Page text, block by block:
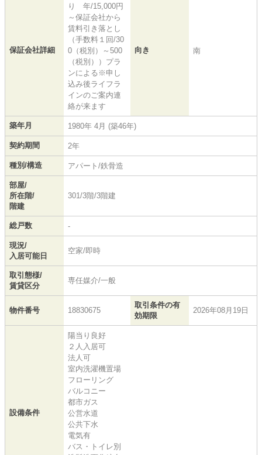
保証会社詳細
り 年/15,000円
～保証会社から
賃料引き落とし
（手数料１回/30
0（税別）～500
（税別））プラ
ンによる※申し
込み後ライフラ
インのご案内連
絡が来ます
向き 南
築年月 1980年 4月 (築46年)
契約期間 2年
種別/構造 アパート/鉄骨造
部屋/
所在階/
階建
301/3階/3階建
総戸数 -
現況/
入居可能日
空家/即時
取引態様/
賃貸区分
専任媒介/一般
物件番号 18830675
取引条件の有
効期限
2026年08月19日
設備条件
陽当り良好
２人入居可
法人可
室内洗濯機置場
フローリング
バルコニー
都市ガス
公営水道
公共下水
電気有
バス・トイレ別